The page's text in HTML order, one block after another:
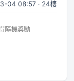
04 08:57 · 24樓
隨機獎勵